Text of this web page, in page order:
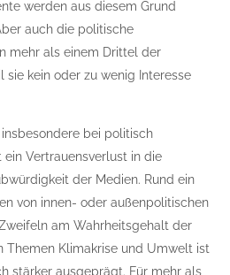
werden aus diesem Grund
auch die politische
mehr als einem Drittel der
sie kein oder zu wenig Interesse
bei politisch
Vertrauensverlust in die
der Medien. Rund ein
von innen- oder außenpolitischen
am Wahrheitsgehalt der
Themen Klimakrise und Umwelt ist
stärker ausgeprägt. Für mehr als